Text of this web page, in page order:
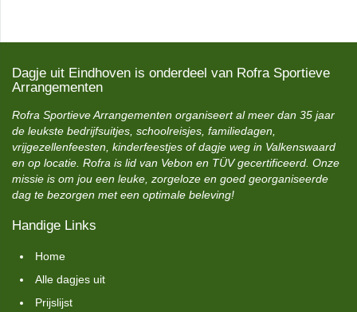
Dagje uit Eindhoven is onderdeel van Rofra Sportieve
Arrangementen
Rofra Sportieve Arrangementen organiseert al meer dan 35 jaar
de leukste bedrijfsuitjes, schoolreisjes, familiedagen,
vrijgezellenfeesten, kinderfeestjes of dagje weg in Valkenswaard
en op locatie. Rofra is lid van Vebon en TÜV gecertificeerd. Onze
missie is om jou een leuke, zorgeloze en goed georganiseerde
dag te bezorgen met een optimale beleving!
Handige Links
Home
Alle dagjes uit
Prijslijst